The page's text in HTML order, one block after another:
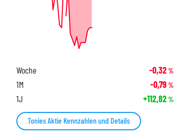
Woche -0,32%
1M -0,79%
1J +112,82%
Tonies Aktie Kennzahlen und Details